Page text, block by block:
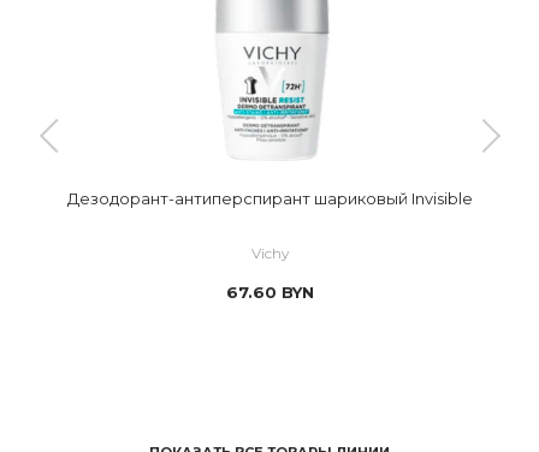
Дезодорант-антиперспирант шариковый Invisible
Vichy
67.60 BYN